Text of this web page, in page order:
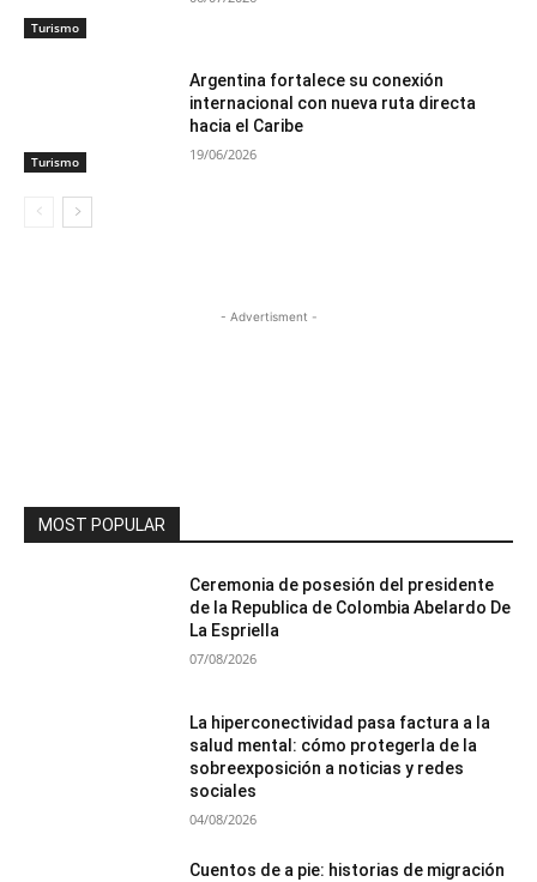
Turismo
Turismo
Argentina fortalece su conexión
internacional con nueva ruta directa
hacia el Caribe
19/06/2026
- Advertisment -
MOST POPULAR
Ceremonia de posesión del presidente
de la Republica de Colombia Abelardo De
La Espriella
07/08/2026
La hiperconectividad pasa factura a la
salud mental: cómo protegerla de la
sobreexposición a noticias y redes
sociales
04/08/2026
Cuentos de a pie: historias de migración